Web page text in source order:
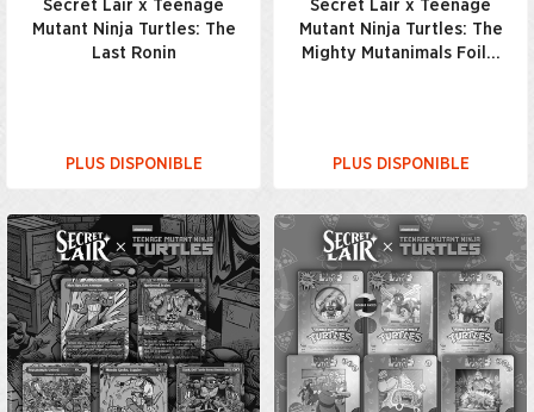
Secret Lair x Teenage
Mutant Ninja Turtles: The
Last Ronin
PLUS DISPONIBLE
Secret Lair x Teenage
Mutant Ninja Turtles: The
Mighty Mutanimals Foil…
PLUS DISPONIBLE